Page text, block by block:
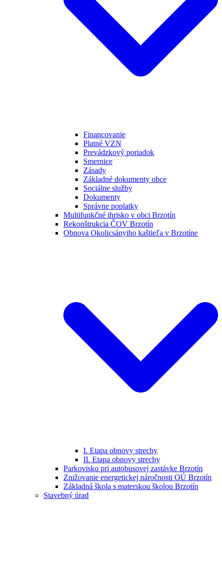
Financovanie
Platné VZN
Prevádzkový poriadok
Smernice
Zásady
Základné dokumenty obce
Sociálne služby
Dokumenty
Správne poplatky
Multifunkčné ihrisko v obci Brzotín
Rekonštrukcia ČOV Brzotín
Obnova Okolicsányiho kaštieľa v Brzotíne
I. Etapa obnovy strechy
II. Etapa obnovy strechy
Parkovisko pri autobusovej zastávke Brzotín
Znižovanie energetickej náročnosti OÚ Brzotín
Základná škola s materskou školou Brzotín
Stavebný úrad